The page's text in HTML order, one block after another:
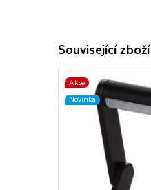
Související zboží
Akce
Novinka